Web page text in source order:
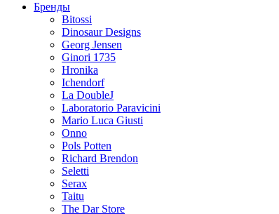
Бренды
Bitossi
Dinosaur Designs
Georg Jensen
Ginori 1735
Hronika
Ichendorf
La DoubleJ
Laboratorio Paravicini
Mario Luca Giusti
Onno
Pols Potten
Richard Brendon
Seletti
Serax
Taitu
The Dar Store